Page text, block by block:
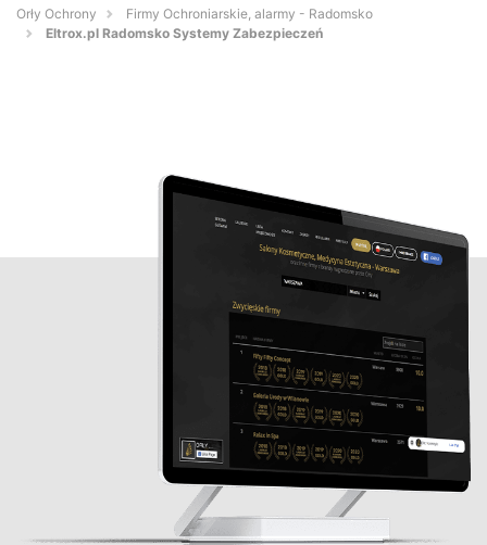
Orły Ochrony
Firmy Ochroniarskie, alarmy - Radomsko
Eltrox.pl Radomsko Systemy Zabezpieczeń